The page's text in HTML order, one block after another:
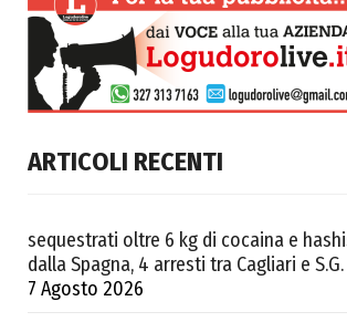
ARTICOLI RECENTI
sequestrati oltre 6 kg di cocaina e
dalla Spagna, 4 arresti tra Cagliari e
7 Agosto 2026